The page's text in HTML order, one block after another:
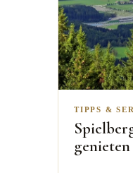
TIPPS &